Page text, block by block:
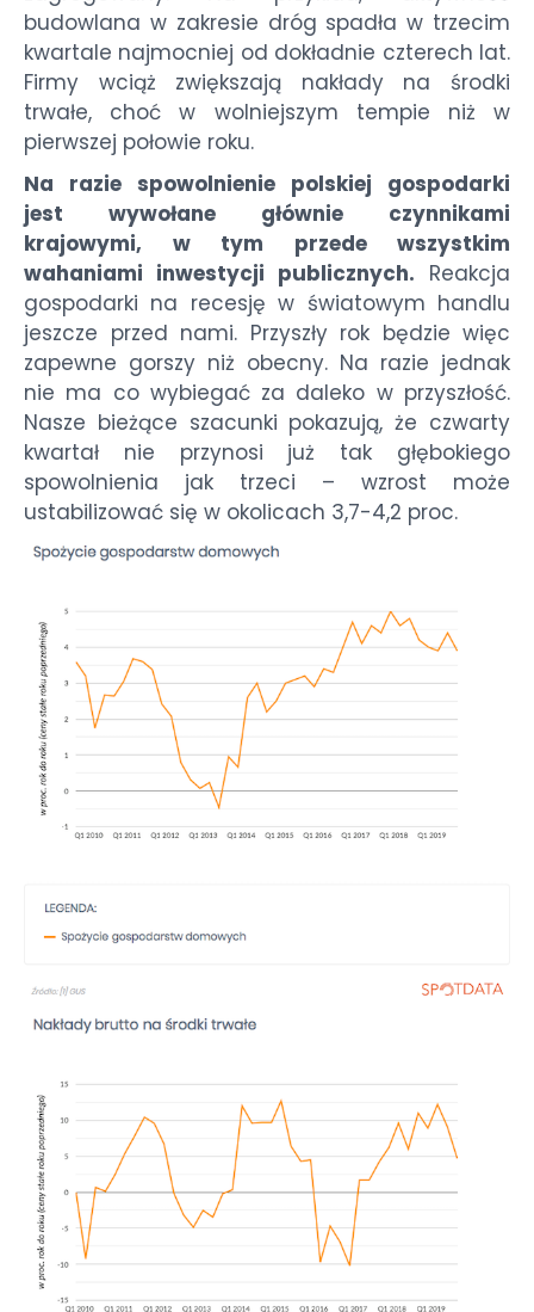
budowlana w zakresie dróg spadła w trzecim
kwartale najmocniej od dokładnie czterech lat.
Firmy wciąż zwiększają nakłady na środki
trwałe, choć w wolniejszym tempie niż w
pierwszej połowie roku.
Na razie spowolnienie polskiej gospodarki
jest wywołane głównie czynnikami
krajowymi, w tym przede wszystkim
wahaniami inwestycji publicznych. Reakcja
gospodarki na recesję w światowym handlu
jeszcze przed nami. Przyszły rok będzie więc
zapewne gorszy niż obecny. Na razie jednak
nie ma co wybiegać za daleko w przyszłość.
Nasze bieżące szacunki pokazują, że czwarty
kwartał nie przynosi już tak głębokiego
spowolnienia jak trzeci – wzrost może
ustabilizować się w okolicach 3,7-4,2 proc.